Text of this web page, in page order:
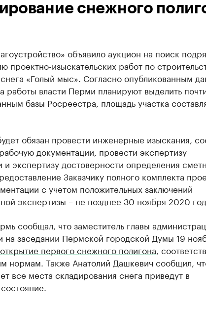
снежного
объявило аукцион на поиск
проектно-изыскательских работ по
«Голый мыс». Согласно опубликованным
работы власти Перми планируют выделить
базы Росреестра, площадь участка
обязан провести инженерные изыскания,
документации, провести экспертизу
и экспертизу достоверности определения
Заказчику полного комплекта
с учетом положительных заключений
экспертизы – не позднее 30 ноября 2020
сообщал, что заместитель главы
на заседании Пермской городской Думы 19
открытие первого снежного полигона ,
нормам. Также Анатолий Дашкевич сообщил,
все места складирования снега приведут в